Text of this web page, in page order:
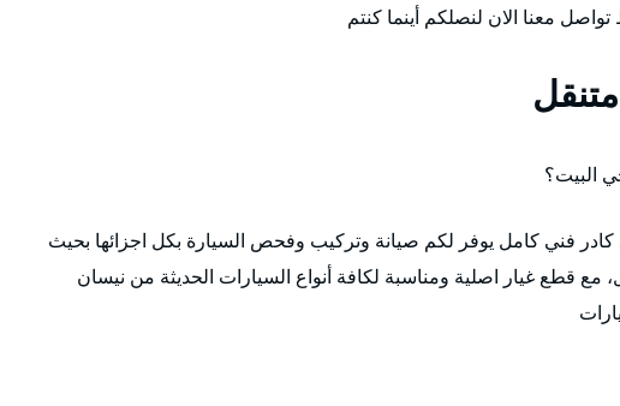
معنا الان لنصلكم أينما كنتم
البيت؟
فني كامل يوفر لكم صيانة وتركيب وفحص السيارة بكل اجزائها بحيث
قطع غيار اصلية ومناسبة لكافة أنواع السيارات الحديثة من نيسان